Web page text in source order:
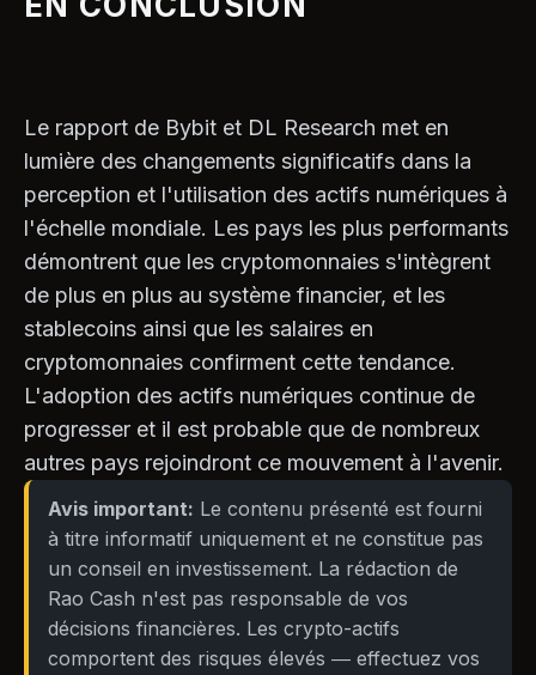
Le rapport de Bybit et DL Research met en
lumière des changements significatifs dans la
perception et l'utilisation des actifs numériques à
l'échelle mondiale. Les pays les plus performants
démontrent que les cryptomonnaies s'intègrent
de plus en plus au système financier, et les
stablecoins ainsi que les salaires en
cryptomonnaies confirment cette tendance.
L'adoption des actifs numériques continue de
progresser et il est probable que de nombreux
autres pays rejoindront ce mouvement à l'avenir.
Avis important: Le contenu présenté est fourni
à titre informatif uniquement et ne constitue pas
un conseil en investissement. La rédaction de
Rao Cash n'est pas responsable de vos
décisions financières. Les crypto-actifs
comportent des risques élevés — effectuez vos